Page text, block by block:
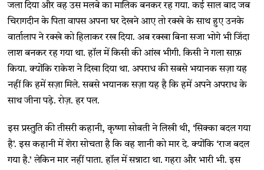
जला दिया और वह उस मलबे का मालिक बनकर रह गया. कई साल बाद जब
चिरागदीन के पिता वापस अपना घर देखने आए तो रक्खे के साथ हुए उनके
वार्तालाप ने रक्खे को हिलाकर रख दिया. अब रक्खा बिना सजा भोगे भी जिंदा
लाश बनकर रह गया था. हॉल में किसी की आंख भीगी. किसी ने गला साफ़
किया. क्योंकि राकेश ने दिखा दिया था. अपराध की सबसे भयानक सज़ा यह
नहीं कि हमें सज़ा मिले. सबसे भयानक सज़ा यह है कि हमें अपने अपराध के
साथ जीना पड़े. रोज़. हर पल.
इस प्रस्तुति की तीसरी कहानी, कृष्णा सोबती ने लिखी थी, ‘सिक्का बदल गया
है’. इस कहानी में शेरा सोचता है कि वह शानी को मार दे. क्योंकि ‘राज बदल
गया है.’ लेकिन मार नहीं पाता. हॉल में सन्नाटा था. गहरा और भारी भी. इस